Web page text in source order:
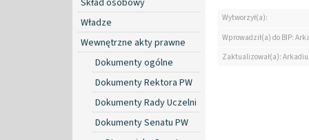
Władze
Wewnętrzne akty prawne
Dokumenty ogólne
Dokumenty Rektora PW
Dokumenty Rady Uczelni
Dokumenty Senatu PW
Wytworzył(a):
Wprowadził(a) do BIP:
Zaktualizował(a):